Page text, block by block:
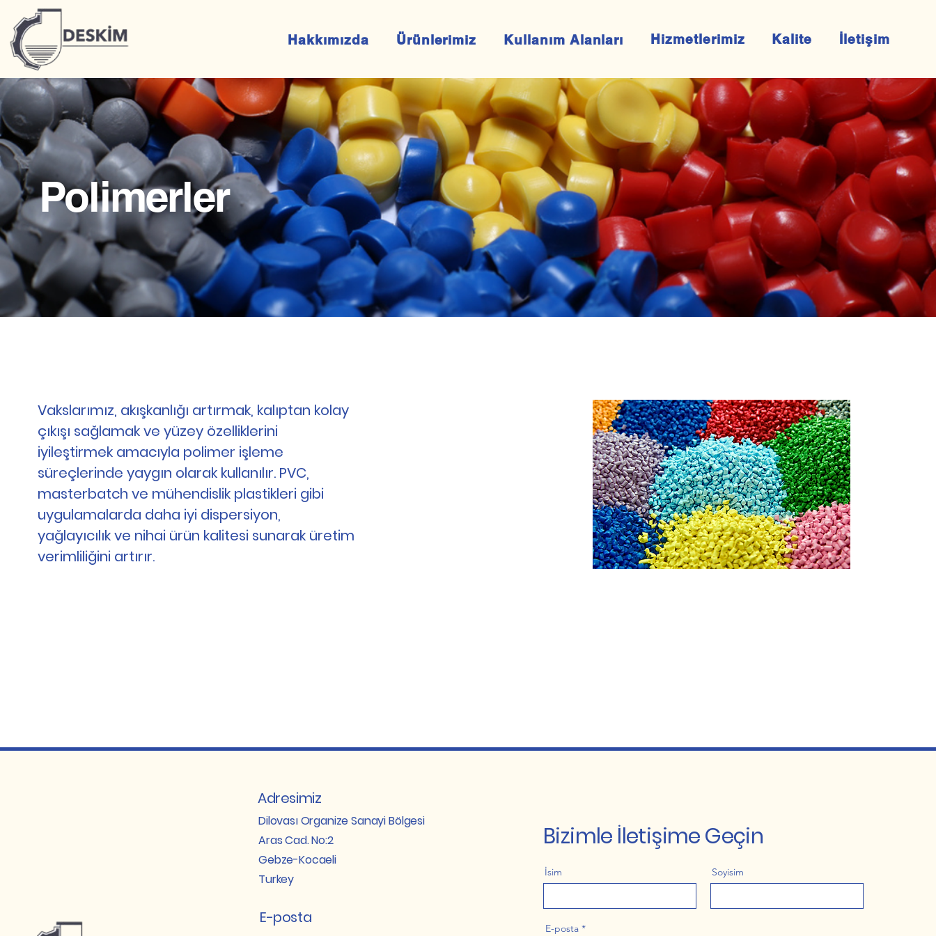
Hakkımızda Ürünlerimiz Kullanım Alanları Hizmetlerimiz Kalite İletişim
Polimerler
Vakslarımız, akışkanlığı artırmak, kalıptan kolay
çıkışı sağlamak ve yüzey özelliklerini
iyileştirmek amacıyla polimer işleme
süreçlerinde yaygın olarak kullanılır. PVC,
masterbatch ve mühendislik plastikleri gibi
uygulamalarda daha iyi dispersiyon,
yağlayıcılık ve nihai ürün kalitesi sunarak üretim
verimliliğini artırır.
Adresimiz
Dilovası Organize Sanayi Bölgesi
Aras Cad. No:2
Gebze-Kocaeli
Turkey
E-posta
İsim Soyisim
E-posta
Bizimle İletişime Geçin